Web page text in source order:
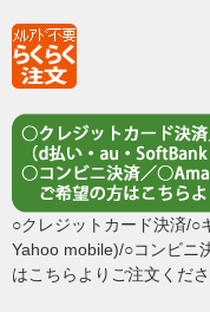
○クレジットカード決済/○
Yahoo mobile)/○コンビニ
はこちらよりご注文くださ